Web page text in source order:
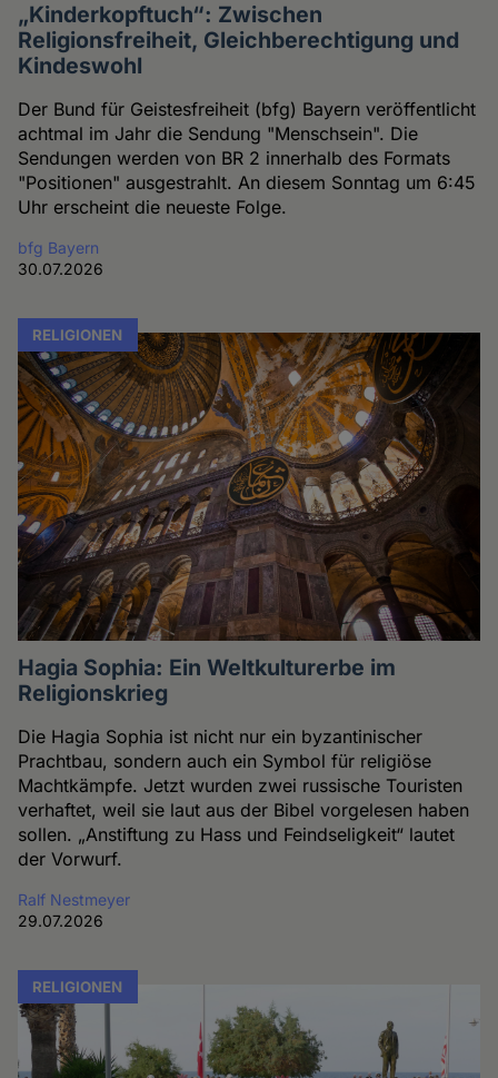
„Kinderkopftuch“: Zwischen
Religionsfreiheit, Gleichberechtigung und
Kindeswohl
Der Bund für Geistesfreiheit (bfg) Bayern veröffentlicht
achtmal im Jahr die Sendung "Menschsein". Die
Sendungen werden von BR 2 innerhalb des Formats
"Positionen" ausgestrahlt. An diesem Sonntag um 6:45
Uhr erscheint die neueste Folge.
bfg Bayern
30.07.2026
RELIGIONEN
Hagia Sophia: Ein Weltkulturerbe im
Religionskrieg
Die Hagia Sophia ist nicht nur ein byzantinischer
Prachtbau, sondern auch ein Symbol für religiöse
Machtkämpfe. Jetzt wurden zwei russische Touristen
verhaftet, weil sie laut aus der Bibel vorgelesen haben
sollen. „Anstiftung zu Hass und Feindseligkeit“ lautet
der Vorwurf.
Ralf Nestmeyer
29.07.2026
RELIGIONEN